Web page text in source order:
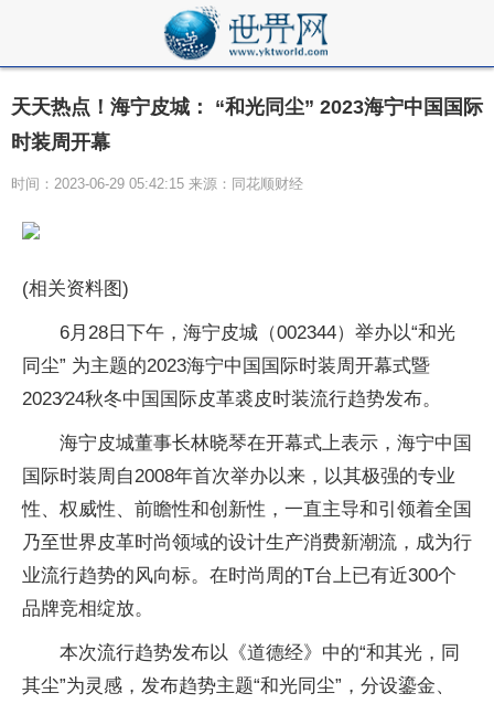
天天热点！海宁皮城： “和光同尘” 2023海宁中国国际
时装周开幕
时间：2023-06-29 05:42:15 来源：同花顺财经
(相关资料图)
6月28日下午，海宁皮城（002344）举办以“和光
同尘” 为主题的2023海宁中国国际时装周开幕式暨
2023∕24秋冬中国国际皮革裘皮时装流行趋势发布。
海宁皮城董事长林晓琴在开幕式上表示，海宁中国
国际时装周自2008年首次举办以来，以其极强的专业
性、权威性、前瞻性和创新性，一直主导和引领着全国
乃至世界皮革时尚领域的设计生产消费新潮流，成为行
业流行趋势的风向标。在时尚周的T台上已有近300个
品牌竞相绽放。
本次流行趋势发布以《道德经》中的“和其光，同
其尘”为灵感，发布趋势主题“和光同尘”，分设鎏金、